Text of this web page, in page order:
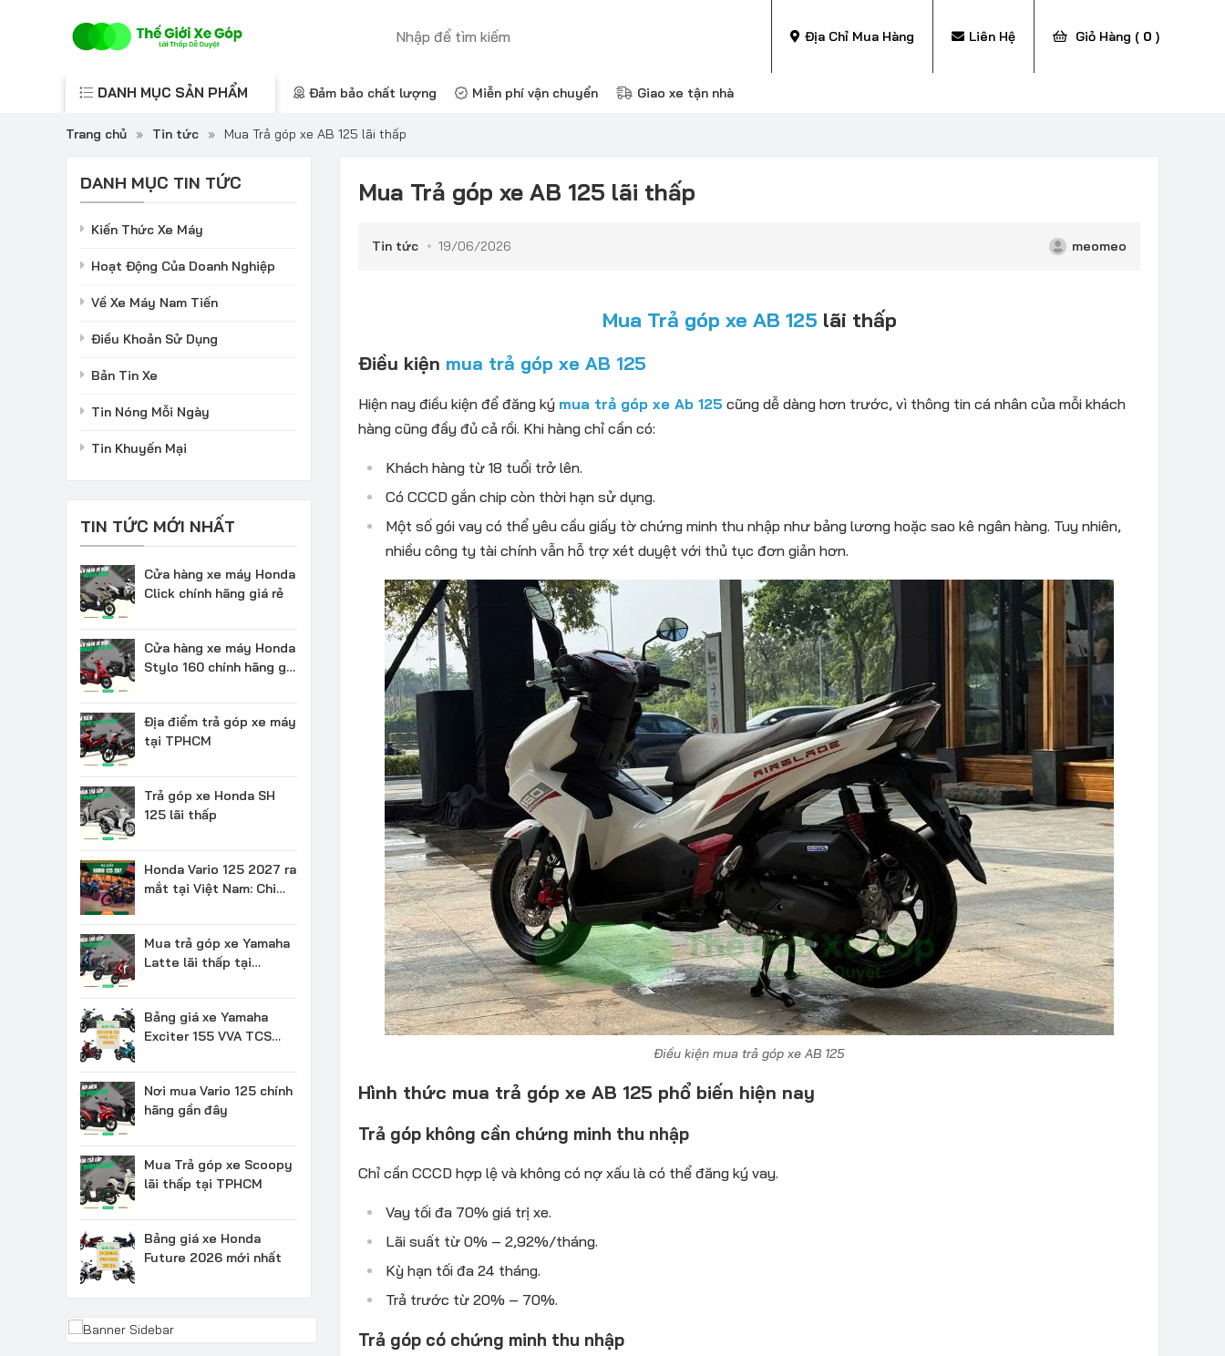
Địa Chỉ Mua Hàng Liên Hệ Giỏ Hàng ( 0 )
DANH MỤC SẢN PHẨM Đảm bảo chất lượng Miễn phí vận chuyển Giao xe tận nhà
Trang chủ » Tin tức » Mua Trả góp xe AB 125 lãi thấp
Mua Trả góp xe AB 125 lãi thấp
Tin tức 19/06/2026 meomeo
Mua Trả góp xe AB 125 lãi thấp
Điều kiện mua trả góp xe AB 125
Hiện nay điều kiện để đăng ký mua trả góp xe Ab 125 cũng dễ dàng hơn trước, vì thông tin cá nhân của mỗi khách
hàng cũng đầy đủ cả rồi. Khi hàng chỉ cần có:
Khách hàng từ 18 tuổi trở lên.
Có CCCD gắn chip còn thời hạn sử dụng.
Một số gói vay có thể yêu cầu giấy tờ chứng minh thu nhập như bảng lương hoặc sao kê ngân hàng. Tuy nhiên,
nhiều công ty tài chính vẫn hỗ trợ xét duyệt với thủ tục đơn giản hơn.
Điều kiện mua trả góp xe AB 125
Hình thức mua trả góp xe AB 125 phổ biến hiện nay
Trả góp không cần chứng minh thu nhập
Chỉ cần CCCD hợp lệ và không có nợ xấu là có thể đăng ký vay.
Vay tối đa 70% giá trị xe.
Lãi suất từ 0% – 2,92%/tháng.
Kỳ hạn tối đa 24 tháng.
Trả trước từ 20% – 70%.
Trả góp có chứng minh thu nhập
DANH MỤC TIN TỨC
Kiến Thức Xe Máy
Hoạt Động Của Doanh Nghiệp
Về Xe Máy Nam Tiến
Điều Khoản Sử Dụng
Bản Tin Xe
Tin Nóng Mỗi Ngày
Tin Khuyến Mại
TIN TỨC MỚI NHẤT
Cửa hàng xe máy Honda
Click chính hãng giá rẻ
Cửa hàng xe máy Honda
Stylo 160 chính hãng giá
Địa điểm trả góp xe máy
tại TPHCM
Trả góp xe Honda SH
125 lãi thấp
Honda Vario 125 2027 ra
mắt tại Việt Nam: Chi
Mua trả góp xe Yamaha
Latte lãi thấp tại
Bảng giá xe Yamaha
Exciter 155 VVA TCS
Nơi mua Vario 125 chính
hãng gần đây
Mua Trả góp xe Scoopy
lãi thấp tại TPHCM
Bảng giá xe Honda
Future 2026 mới nhất